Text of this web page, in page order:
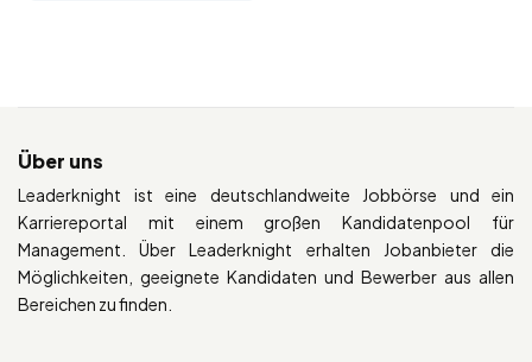
Über uns
Leaderknight ist eine deutschlandweite Jobbörse und ein
Karriereportal mit einem großen Kandidatenpool für
Management. Über Leaderknight erhalten Jobanbieter die
Möglichkeiten, geeignete Kandidaten und Bewerber aus allen
Bereichen zu finden.